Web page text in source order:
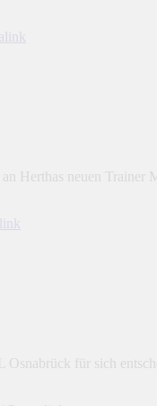
Herthas neuen Trainer
für sich